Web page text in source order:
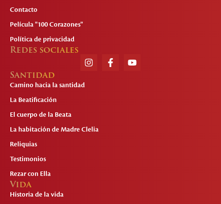
Contacto
Película "100 Corazones"
Política de privacidad
Redes sociales
Santidad
Camino hacia la santidad
La Beatificación
El cuerpo de la Beata
La habitación de Madre Clelia
Reliquias
Testimonios
Rezar con Ella
Vida
Historia de la vida